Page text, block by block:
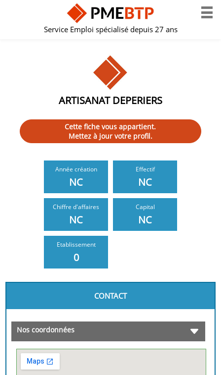
Service Emploi spécialisé depuis 27 ans
ARTISANAT DEPERIERS
Cette fiche vous appartient.
Mettez à jour votre profil.
Année création
NC
Effectif
NC
Chiffre d'affaires
NC
Capital
NC
Etablissement
0
CONTACT
Nos coordonnées